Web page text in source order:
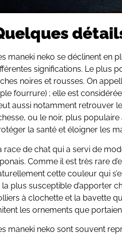
maneki neko se déclinent en
significations. Le plus
noires et rousses. On
fourrure) ; elle est
aussi notamment retrouver
ou le noir, plus
la santé et éloigner les
race de chat qui a servi de
Comme il est très rare
cette couleur qui
la plus susceptible d’apporter
à clochette et la bavette
les ornements que
maneki neko sont souvent